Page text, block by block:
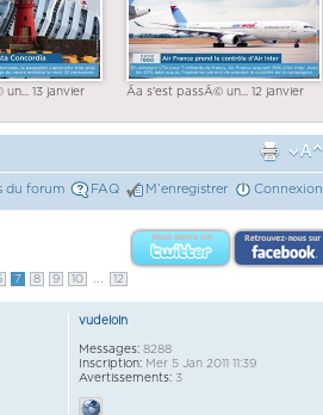
un... 13 janvier Ãa s'est passÃ© un... 12 janvier
du forum FAQ M’enregistrer Connexion
7 8 9 10 12
vudeloin
Messages: 8288
Inscription: Mer 5 Jan 2011 11:39
Avertissements: 3